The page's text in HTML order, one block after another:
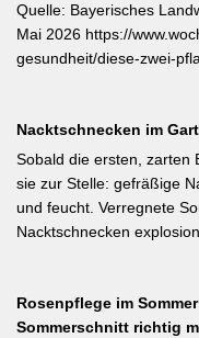
Quelle: Bayerisches
Mai 2026 https://
gesundheit/diese-zwei-
gemusterten Blüten, die
Herbst reich blüht und
Ampeln eignet. Die
ist die Erdbeere ‚Lilly
waldbeererinnerndes
bayerische Gärtnereien
Pflanzen setzen möchte,
Nacktschnecken im
Sobald die ersten, zarten
sie zur Stelle: gefräßige
und feucht. Verregnete
Nacktschnecken
hier. Weiterlesen bei
Rosenpflege im
Sommerschnitt richtig